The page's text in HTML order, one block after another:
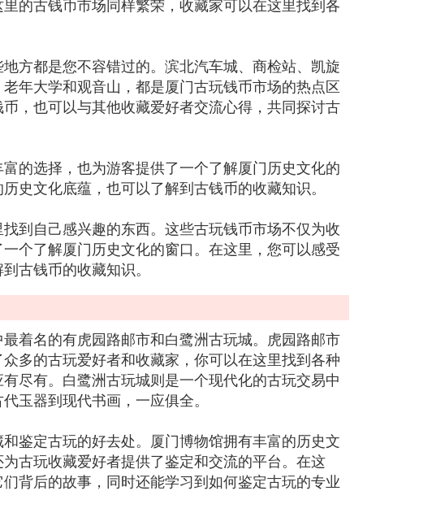
方都是您不容错过的。滨北汽车城、商检站、凯旋
年大学和观音山，都是厦门古玩钱币市场的热点区
，也可以与其他收藏爱好者交流心得，共同探讨古
的选择，也为游客提供了一个了解厦门历史文化的
史文化底蕴，也可以了解到古钱币的收藏知识。
到自己感兴趣的东西。这些古玩钱币市场不仅为收
个了解厦门历史文化的窗口。在这里，您可以感受
古钱币的收藏知识。
着名的有虎园路邮市和白鹭洲古玩城。虎园路邮市
多的古玩爱好者和收藏家，你可以在这里找到各种
尽有。白鹭洲古玩城则是一个现代化的古玩交易中
玉器到现代书画，一应俱全。
鉴定古玩的好去处。厦门博物馆拥有丰富的历史文
古玩收藏爱好者提供了鉴定和交流的平台。在这
背后的故事，同时还能学习到如何鉴定古玩的专业